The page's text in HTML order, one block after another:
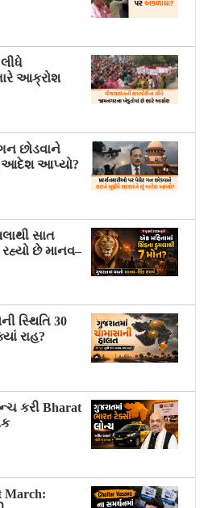
આક્રોશ
છોડવાને
આદેશ આપ્યો?
સાત
છે માનવ–
સ્થિતિ 30
રાહ?
કરી Bharat
March: